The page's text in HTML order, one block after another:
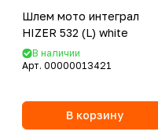
Шлем мото интеграл
HIZER 532 (L) white
В наличии
Арт. 00000013421
В корзину